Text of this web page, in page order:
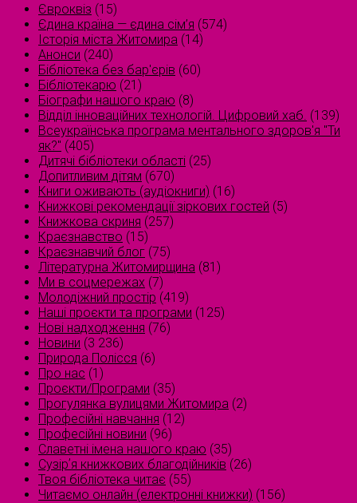
Євроквіз (15)
Єдина країна — єдина сім’я (574)
Історія міста Житомира (14)
Анонси (240)
Бібліотека без бар'єрів (60)
Бібліотекарю (21)
Біографи нашого краю (8)
Відділ інноваційних технологій. Цифровий хаб. (139)
Всеукраїнська програма ментального здоров'я "Ти
як?" (405)
Дитячі бібліотеки області (25)
Допитливим дітям (670)
Книги оживають (аудіокниги) (16)
Книжкові рекомендації зіркових гостей (5)
Книжкова скриня (257)
Краєзнавство (15)
Краєзнавчий блог (75)
Літературна Житомирщина (81)
Ми в соцмережах (7)
Молодіжний простір (419)
Наші проєкти та програми (125)
Нові надходження (76)
Новини (3 236)
Природа Полісся (6)
Про нас (1)
Проєкти/Програми (35)
Прогулянка вулицями Житомира (2)
Професійні навчання (12)
Професійні новини (96)
Славетні імена нашого краю (35)
Сузірʼя книжкових благодійників (26)
Твоя бібліотека читає (55)
Читаємо онлайн (електронні книжки) (156)